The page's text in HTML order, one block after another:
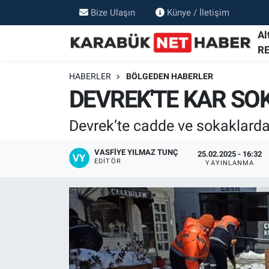
Bize Ulaşın Künye / İletişim
HABERLER BÖLGEDEN HABERLER
DEVREK'TE KAR
Devrek’te cadde ve
VASFIYE YILMAZ TUNÇ
EDITÖR
25.02.2025 - 16:32
YAYINLANMA